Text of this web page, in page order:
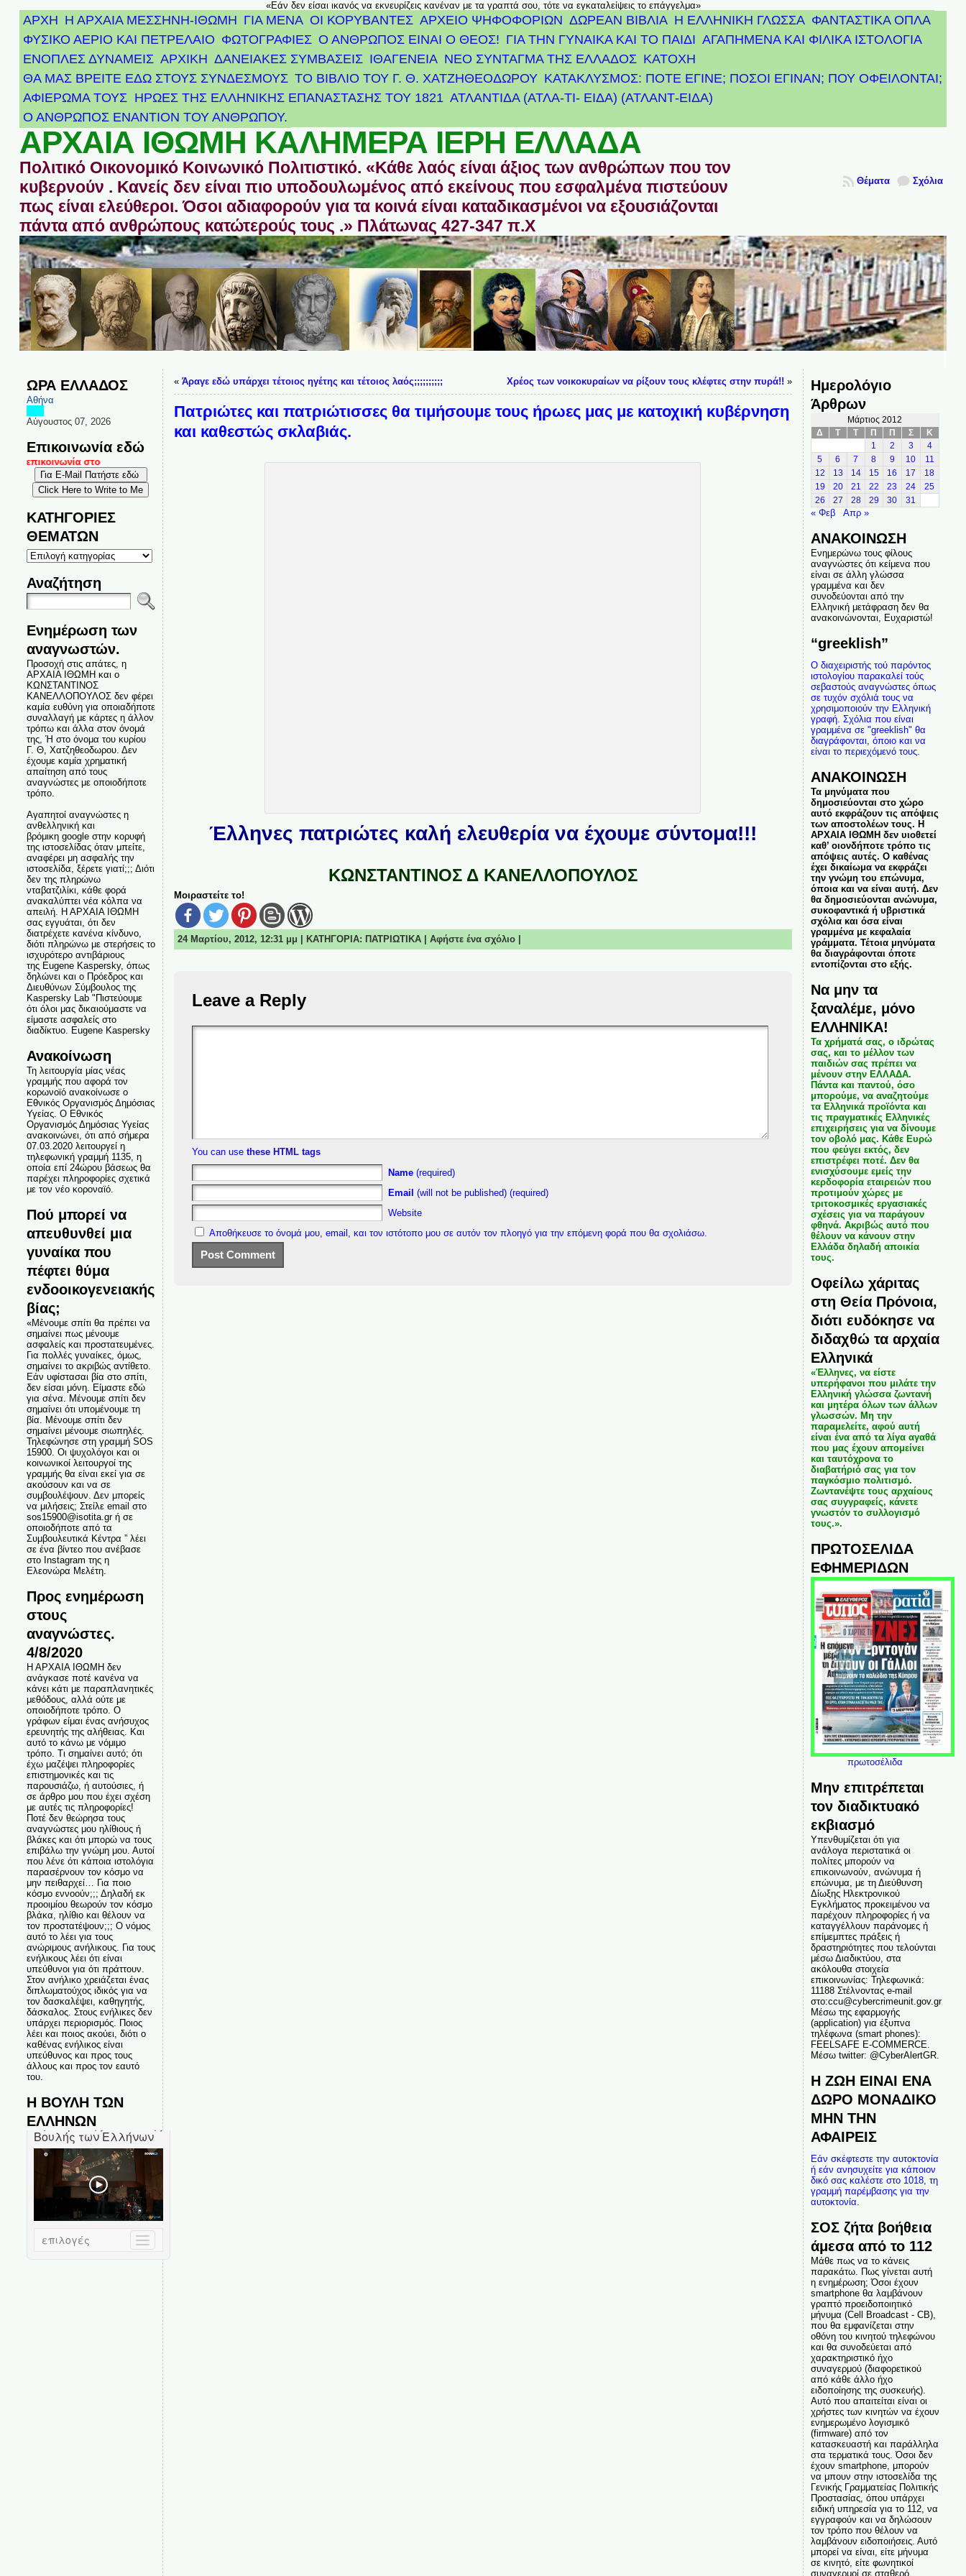
«Εάν δεν είσαι ικανός να εκνευρίζεις κανέναν με τα γραπτά σου, τότε να εγκαταλείψεις το επάγγελμα»
ΑΡΧΗ Η ΑΡΧΑΙΑ ΜΕΣΣΗΝΗ-ΙΘΩΜΗ ΓΙΑ ΜΕΝΑ ΟΙ ΚΟΡΥΒΑΝΤΕΣ ΑΡΧΕΊΟ ΨΗΦΟΦΟΡΙΏΝ ΔΩΡΕΑΝ ΒΙΒΛΙΑ Η ΕΛΛΗΝΙΚΗ ΓΛΩΣΣΑ ΦΑΝΤΑΣΤΙΚΑ ΟΠΛΑ
ΦΥΣΙΚΟ ΑΕΡΙΟ ΚΑΙ ΠΕΤΡΕΛΑΙΟ ΦΩΤΟΓΡΑΦΙΕΣ Ο ΑΝΘΡΩΠΟΣ ΕΙΝΑΙ Ο ΘΕΟΣ! ΓΙΑ ΤΗΝ ΓΥΝΑΙΚΑ ΚΑΙ ΤΟ ΠΑΙΔΙ ΑΓΑΠΗΜΕΝΑ ΚΑΙ ΦΙΛΙΚΑ ΙΣΤΟΛΟΓΙΑ
ΕΝΟΠΛΕΣ ΔΥΝΑΜΕΙΣ ΑΡΧΙΚΉ ΔΑΝΕΙΑΚΕΣ ΣΥΜΒΑΣΕΙΣ ΙΘΑΓΕΝΕΙΑ ΝΕΟ ΣΥΝΤΑΓΜΑ ΤΗΣ ΕΛΛΑΔΟΣ ΚΑΤΟΧΗ
ΘΑ ΜΑΣ ΒΡΕΙΤΕ ΕΔΩ ΣΤΟΥΣ ΣΥΝΔΕΣΜΟΥΣ ΤΟ ΒΙΒΛΙΟ ΤΟΥ Γ. Θ. ΧΑΤΖΗΘΕΟΔΩΡΟΥ ΚΑΤΑΚΛΥΣΜΟΣ: ΠΟΤΕ ΕΓΙΝΕ; ΠΟΣΟΙ ΕΓΙΝΑΝ; ΠΟΥ ΟΦΕΙΛΟΝΤΑΙ;
ΑΦΙΈΡΩΜΑ ΤΟΥΣ ΉΡΩΕΣ ΤΗΣ ΕΛΛΗΝΙΚΉΣ ΕΠΑΝΆΣΤΑΣΗΣ ΤΟΥ 1821 ΑΤΛΑΝΤΊΔΑ (ΑΤΛΑ-ΤΙ- ΕΙΔΑ) (ΑΤΛΑΝΤ-ΕΙΔΑ)
Ο ΑΝΘΡΩΠΟΣ ΕΝΑΝΤΙΟΝ ΤΟΥ ΑΝΘΡΩΠΟΥ.
ΑΡΧΑΙΑ ΙΘΩΜΗ ΚΑΛΗΜΕΡΑ ΙΕΡΗ ΕΛΛΑΔΑ
Πολιτικό Οικονομικό Κοινωνικό Πολιτιστικό. «Κάθε λαός είναι άξιος των ανθρώπων που τον
κυβερνούν . Κανείς δεν είναι πιο υποδουλωμένος από εκείνους που εσφαλμένα πιστεύουν
πως είναι ελεύθεροι. Όσοι αδιαφορούν για τα κοινά είναι καταδικασμένοι να εξουσιάζονται
πάντα από ανθρώπους κατώτερούς τους .» Πλάτωνας 427-347 π.Χ
Σχόλια
Θέματα
ΩΡΑ ΕΛΛΑΔΟΣ
Αθήνα
Αύγουστος 07, 2026
Επικοινωνία εδώ
επικοινωνία στο
ΚΑΤΗΓΟΡΙΕΣ
ΘΕΜΑΤΩΝ
ΚΑΤΗΓΟΡΙΕΣ
ΘΕΜΑΤΩΝ
Αναζήτηση
Ενημέρωση των
αναγνωστών.
Προσοχή στις απάτες, η
ΑΡΧΑΙΑ ΙΘΩΜΗ και ο
ΚΩΝΣΤΑΝΤΙΝΟΣ
ΚΑΝΕΛΛΟΠΟΥΛΟΣ δεν φέρει
καμία ευθύνη για οποιαδήποτε
συναλλαγή με κάρτες η άλλον
τρόπω και άλλα στον όνομά
της, Ή στο όνομα του κυρίου
Γ. Θ, Χατζηθεοδωρου. Δεν
έχουμε καμία χρηματική
απαίτηση από τους
αναγνώστες με οποιοδήποτε
τρόπο.
Αγαπητοί αναγνώστες η
ανθελληνική και
βρόμικη google στην κορυφή
της ιστοσελίδας όταν μπείτε,
αναφέρει μη ασφαλής την
ιστοσελίδα, ξέρετε γιατί;;; Διότι
δεν της πληρώνω
νταβατζιλίκι, κάθε φορά
ανακαλύπτει νέα κόλπα να
απειλή. Η ΑΡΧΑΙΑ ΙΘΩΜΗ
σας εγγυάται, ότι δεν
διατρέχετε κανένα κίνδυνο,
διότι πληρώνω με στερήσεις το
ισχυρότερο αντιβάριους
της Eugene Kaspersky, όπως
δηλώνει και ο Πρόεδρος και
Διευθύνων Σύμβουλος της
Kaspersky Lab "Πιστεύουμε
ότι όλοι μας δικαιούμαστε να
είμαστε ασφαλείς στο
διαδίκτυο. Eugene Kaspersky
Ανακοίνωση
Τη λειτουργία μίας νέας
γραμμής που αφορά τον
κορωνοϊό ανακοίνωσε ο
Εθνικός Οργανισμός Δημόσιας
Υγείας. Ο Εθνικός
Οργανισμός Δημόσιας Υγείας
ανακοινώνει, ότι από σήμερα
07.03.2020 λειτουργεί η
τηλεφωνική γραμμή 1135, η
οποία επί 24ώρου βάσεως θα
παρέχει πληροφορίες σχετικά
με τον νέο κοροναϊό.
Πού μπορεί να
απευθυνθεί μια
γυναίκα που
πέφτει θύμα
ενδοοικογενειακής
βίας;
«Μένουμε σπίτι θα πρέπει να
σημαίνει πως μένουμε
ασφαλείς και προστατευμένες.
Για πολλές γυναίκες, όμως,
σημαίνει το ακριβώς αντίθετο.
Εάν υφίστασαι βία στο σπίτι,
δεν είσαι μόνη. Είμαστε εδώ
για σένα. Μένουμε σπίτι δεν
σημαίνει ότι υπομένουμε τη
βία. Μένουμε σπίτι δεν
σημαίνει μένουμε σιωπηλές.
Τηλεφώνησε στη γραμμή SOS
15900. Οι ψυχολόγοι και οι
κοινωνικοί λειτουργοί της
γραμμής θα είναι εκεί για σε
ακούσουν και να σε
συμβουλέψουν. Δεν μπορείς
να μιλήσεις; Στείλε email στο
sos15900@isotita.gr ή σε
οποιοδήποτε από τα
Συμβουλευτικά Κέντρα ” λέει
σε ένα βίντεο που ανέβασε
στο Instagram της η
Ελεονώρα Μελέτη.
Προς ενημέρωση
στους
αναγνώστες.
4/8/2020
Η ΑΡΧΑΙΑ ΙΘΩΜΗ δεν
ανάγκασε ποτέ κανένα να
κάνει κάτι με παραπλανητικές
μεθόδους, αλλά ούτε με
οποιοδήποτε τρόπο. Ο
γράφων είμαι ένας ανήσυχος
ερευνητής της αλήθειας. Και
αυτό το κάνω με νόμιμο
τρόπο. Τι σημαίνει αυτό; ότι
έχω μαζέψει πληροφορίες
επιστημονικές και τις
παρουσιάζω, ή αυτούσιες, ή
σε άρθρο μου που έχει σχέση
με αυτές τις πληροφορίες!
Ποτέ δεν θεώρησα τους
αναγνώστες μου ηλίθιους ή
βλάκες και ότι μπορώ να τους
επιβάλω την γνώμη μου. Αυτοί
που λένε ότι κάποια ιστολόγια
παρασέρνουν τον κόσμο να
μην πειθαρχεί… Για ποιο
κόσμο εννοούν;;; Δηλαδή εκ
προοιμίου θεωρούν τον κόσμο
βλάκα, ηλίθιο και θέλουν να
τον προστατέψουν;;; Ο νόμος
αυτό το λέει για τους
ανώριμους ανήλικους. Για τους
ενήλικους λέει ότι είναι
υπεύθυνοι για ότι πράττουν.
Στον ανήλικο χρειάζεται ένας
διπλωματούχος ιδικός για να
τον δασκαλέψει, καθηγητής,
δάσκαλος. Στους ενήλικες δεν
υπάρχει περιορισμός. Ποιος
λέει και ποιος ακούει, διότι ο
καθένας ενήλικος είναι
υπεύθυνος και προς τους
άλλους και προς τον εαυτό
του.
Η ΒΟΥΛΗ ΤΩΝ
ΕΛΛΗΝΩΝ
« Άραγε εδώ υπάρχει τέτοιος ηγέτης και τέτοιος λαός;;;;;;;;;; Χρέος των νοικοκυραίων να ρίξουν τους κλέφτες στην πυρά!! »
Πατριώτες και πατριώτισσες θα τιμήσουμε τους ήρωες μας με κατοχική κυβέρνηση
και καθεστώς σκλαβιάς.
Έλληνες πατριώτες καλή ελευθερία να έχουμε σύντομα!!!
ΚΩΝΣΤΑΝΤΙΝΟΣ Δ ΚΑΝΕΛΛΟΠΟΥΛΟΣ
Μοιραστείτε το!
24 Μαρτίου, 2012, 12:31 μμ | ΚΑΤΗΓΟΡΙΑ: ΠΑΤΡΙΩΤΙΚΑ| Αφήστε ένα σχόλιο|
Leave a Reply
You can use these HTML tags
Name (required)
Email (will not be published) (required)
Website
Αποθήκευσε το όνομά μου, email, και τον ιστότοπο μου σε αυτόν τον πλοηγό για την επόμενη φορά που θα σχολιάσω.
Ημερολόγιο
Άρθρων
Μάρτιος 2012
Δ
Τ Τ Π Π Σ
Κ
1
2 3
4
5
6 7 8 9 10
11
12
13 14 15 16 17
18
19
20 21 22 23 24
25
26
27 28 29 30 31
« Φεβ Απρ »
ΑΝΑΚΟΙΝΩΣΗ
Ενημερώνω τους φίλους
αναγνώστες ότι κείμενα που
είναι σε άλλη γλώσσα
γραμμένα και δεν
συνοδεύονται από την
Ελληνική μετάφραση δεν θα
ανακοινώνονται, Ευχαριστώ!
“greeklish”
Ο διαχειριστής τού παρόντος
ιστολογίου παρακαλεί τούς
σεβαστούς αναγνώστες όπως
σε τυχόν σχόλιά τους να
χρησιμοποιούν την Ελληνική
γραφή. Σχόλια που είναι
γραμμένα σε "greeklish" θα
διαγράφονται, όποιο και να
είναι το περιεχόμενό τους.
ΑΝΑΚΟΙΝΩΣΗ
Τα μηνύματα που
δημοσιεύονται στο χώρο
αυτό εκφράζουν τις απόψεις
των αποστολέων τους. Η
ΑΡΧΑΙΑ ΙΘΩΜΗ δεν υιοθετεί
καθ’ οιονδήποτε τρόπο τις
απόψεις αυτές. Ο καθένας
έχει δικαίωμα να εκφράζει
την γνώμη του επώνυμα,
όποια και να είναι αυτή. Δεν
θα δημοσιεύονται ανώνυμα,
συκοφαντικά ή υβριστικά
σχόλια και όσα είναι
γραμμένα με κεφαλαία
γράμματα. Τέτοια μηνύματα
θα διαγράφονται όποτε
εντοπίζονται στο εξής.
Να μην τα
ξαναλέμε, μόνο
ΕΛΛΗΝΙΚΑ!
Τα χρήματά σας, ο ιδρώτας
σας, και το μέλλον των
παιδιών σας πρέπει να
μένουν στην ΕΛΛΑΔΑ.
Πάντα και παντού, όσο
μπορούμε, να αναζητούμε
τα Ελληνικά προϊόντα και
τις πραγματικές Ελληνικές
επιχειρήσεις για να δίνουμε
τον οβολό μας. Κάθε Ευρώ
που φεύγει εκτός, δεν
επιστρέφει ποτέ. Δεν θα
ενισχύσουμε εμείς την
κερδοφορία εταιρειών που
προτιμούν χώρες με
τριτοκοσμικές εργασιακές
σχέσεις για να παράγουν
φθηνά. Ακριβώς αυτό που
θέλουν να κάνουν στην
Ελλάδα δηλαδή αποικία
τους.
Οφείλω χάριτας
στη Θεία Πρόνοια,
διότι ευδόκησε να
διδαχθώ τα αρχαία
Ελληνικά
«Έλληνες, να είστε
υπερήφανοι που μιλάτε την
Ελληνική γλώσσα ζωντανή
και μητέρα όλων των άλλων
γλωσσών. Μη την
παραμελείτε, αφού αυτή
είναι ένα από τα λίγα αγαθά
που μας έχουν απομείνει
και ταυτόχρονα το
διαβατήριό σας για τον
παγκόσμιο πολιτισμό.
Ζωντανέψτε τους αρχαίους
σας συγγραφείς, κάνετε
γνωστόν το συλλογισμό
τους.».
ΠΡΩΤΟΣΕΛΙΔΑ
ΕΦΗΜΕΡΙΔΩΝ
πρωτοσέλιδα
Μην επιτρέπεται
τον διαδικτυακό
εκβιασμό
Υπενθυμίζεται ότι για
ανάλογα περιστατικά οι
πολίτες μπορούν να
επικοινωνούν, ανώνυμα ή
επώνυμα, με τη Διεύθυνση
Δίωξης Ηλεκτρονικού
Εγκλήματος προκειμένου να
παρέχουν πληροφορίες ή να
καταγγέλλουν παράνομες ή
επίμεμπτες πράξεις ή
δραστηριότητες που τελούνται
μέσω Διαδικτύου, στα
ακόλουθα στοιχεία
επικοινωνίας: Τηλεφωνικά:
11188 Στέλνοντας e-mail
στο:ccu@cybercrimeunit.gov.gr
Μέσω της εφαρμογής
(application) για έξυπνα
τηλέφωνα (smart phones):
FEELSAFE E-COMMERCE.
Μέσω twitter: @CyberAlertGR.
Η ΖΩΗ ΕΙΝΑΙ ΕΝΑ
ΔΩΡΟ ΜΟΝΑΔΙΚΟ
ΜΗΝ ΤΗΝ
ΑΦΑΙΡΕΙΣ
Εάν σκέφτεστε την αυτοκτονία
ή εάν ανησυχείτε για κάποιον
δικό σας καλέστε στο 1018, τη
γραμμή παρέμβασης για την
αυτοκτονία.
ΣΟΣ ζήτα βοήθεια
άμεσα από το 112
Μάθε πως να το κάνεις
παρακάτω. Πως γίνεται αυτή
η ενημέρωση; Όσοι έχουν
smartphone θα λαμβάνουν
γραπτό προειδοποιητικό
μήνυμα (Cell Broadcast - CB),
που θα εμφανίζεται στην
οθόνη του κινητού τηλεφώνου
και θα συνοδεύεται από
χαρακτηριστικό ήχο
συναγερμού (διαφορετικού
από κάθε άλλο ήχο
ειδοποίησης της συσκευής).
Αυτό που απαιτείται είναι οι
χρήστες των κινητών να έχουν
ενημερωμένο λογισμικό
(firmware) από τον
κατασκευαστή και παράλληλα
στα τερματικά τους. Όσοι δεν
έχουν smartphone, μπορούν
να μπουν στην ιστοσελίδα της
Γενικής Γραμματείας Πολιτικής
Προστασίας, όπου υπάρχει
ειδική υπηρεσία για το 112, να
εγγραφούν και να δηλώσουν
τον τρόπο που θέλουν να
λαμβάνουν ειδοποιήσεις. Αυτό
μπορεί να είναι, είτε μήνυμα
σε κινητό, είτε φωνητικοί
συναγερμοί σε σταθερό